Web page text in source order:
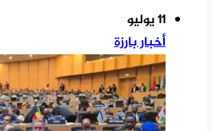
11 يوليو
أخبار بارزة